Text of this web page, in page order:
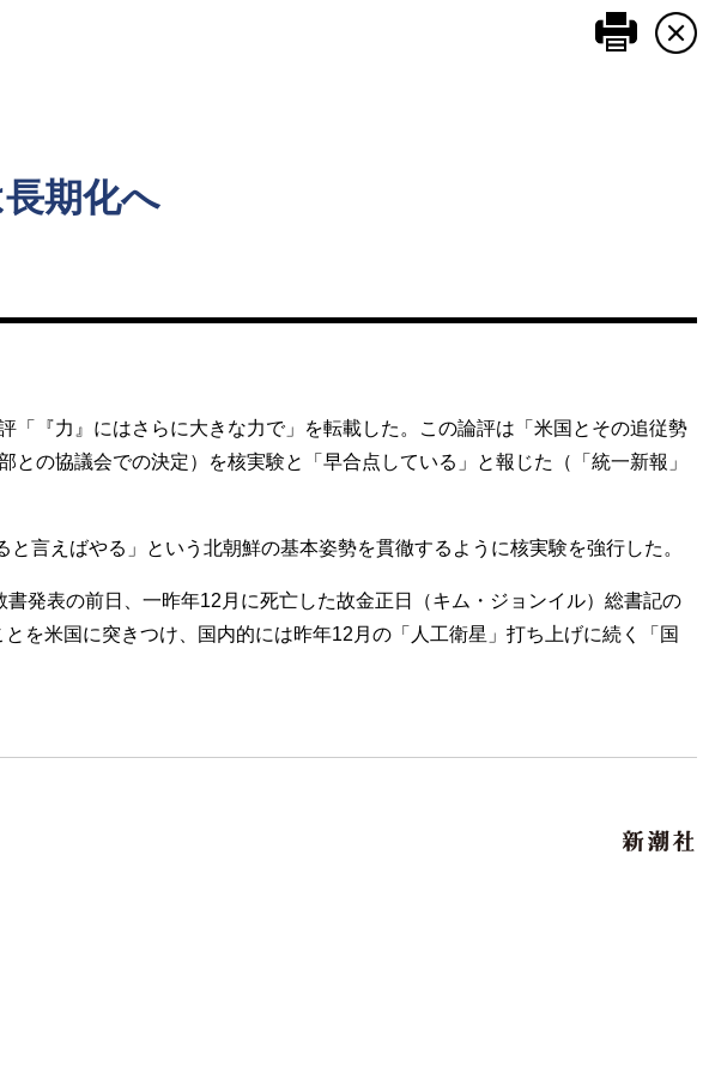
このペ
期化へ
『力』にはさらに大きな力で」を転載した。この論評は「米国とその追従勢
の協議会での決定）を核実験と「早合点している」と報じた（「統一新報」
言えばやる」という北朝鮮の基本姿勢を貫徹するように核実験を強行した。
発表の前日、一昨年12月に死亡した故金正日（キム・ジョンイル）総書記の
を米国に突きつけ、国内的には昨年12月の「人工衛星」打ち上げに続く「国